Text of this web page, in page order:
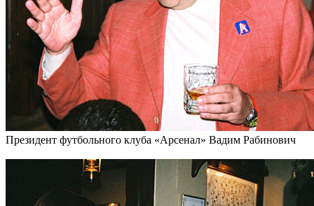
Президент футбольного клуба «Арсенал» Вадим Рабинович